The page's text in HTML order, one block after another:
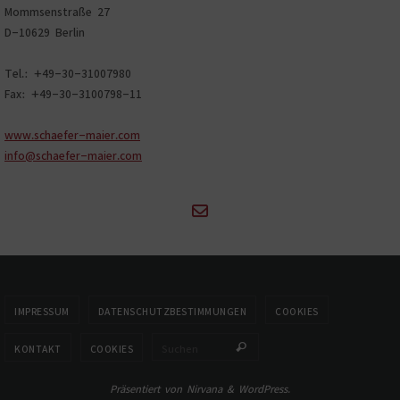
Mommsenstraße 27
D-10629 Berlin
Tel.: +49-30-31007980
Fax: +49-30-3100798-11
www.schaefer-maier.com
info@schaefer-maier.com
IMPRESSUM DATENSCHUTZBESTIMMUNGEN COOKIES
KONTAKT COOKIES Suchen
Präsentiert von Nirvana& WordPress.